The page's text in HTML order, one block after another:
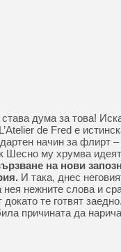
дума за това!
de Fred е
начин за флирт –
Шесно му хрумва
на нови
И така, днес
нея нежните слова и
те готвят
причината да